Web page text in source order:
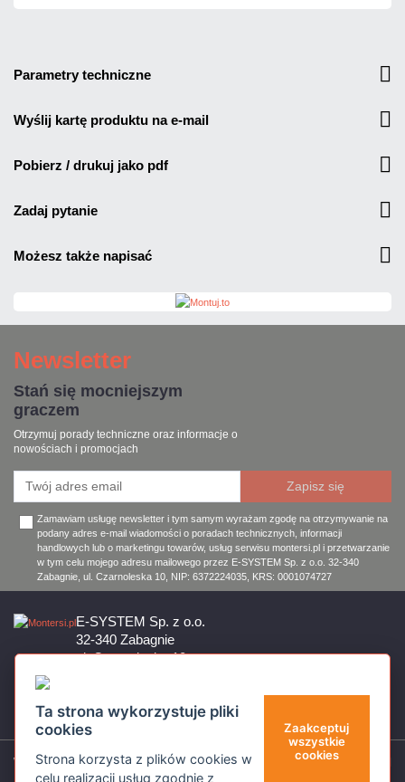
parametry techniczne
wyślij kartę produktu na e-mail
pobierz / drukuj jako pdf
zadaj pytanie
możesz także napisać
Newsletter
Stań się mocniejszym
graczem
Otrzymuj porady techniczne oraz informacje o
nowościach i promocjach
Zamawiam usługę newsletter i tym samym wyrażam zgodę na otrzymywanie na
podany adres e-mail wiadomości o poradach technicznych, informacji
handlowych lub o marketingu towarów, usług serwisu montersi.pl i przetwarzanie
w tym celu mojego adresu mailowego przez E-SYSTEM Sp. z o.o. 32-340
Zabagnie, ul. Czarnoleska 10, NIP: 6372224035, KRS: 0001074727
E-SYSTEM Sp. z o.o.
32-340 Zabagnie
ul. Czarnoleska 10
sklep@montersi.pl
Wsparcie
Ta strona wykorzystuje pliki
cookies
Strona korzysta z plików cookies w
celu realizacji usług zgodnie z
Zaakceptuj
wszystkie
cookies